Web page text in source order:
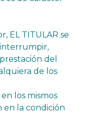
EL TITULAR se
del
de los
los mismos
en la condición